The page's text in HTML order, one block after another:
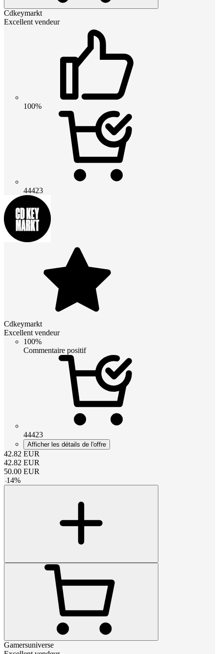
Cdkeymarkt
Excellent vendeur
100%
44423
Cdkeymarkt
Excellent vendeur
100%
Commentaire positif
44423
Afficher les détails de l'offre
42.82 EUR
42.82 EUR
50.00 EUR
-14%
Gamersuniverse